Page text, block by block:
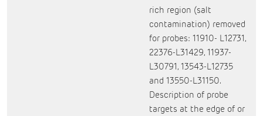
rich region (salt
contamination) removed
for probes: 11910- L12731,
22376-L31429, 11937-
L30791, 13543-L12735
and 13550-L31150.
Description of probe
targets at the edge of or